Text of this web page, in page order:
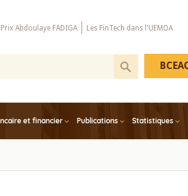
Prix Abdoulaye FADIGA Les FinTech dans l'UEMOA
et financier Publications Statistiques